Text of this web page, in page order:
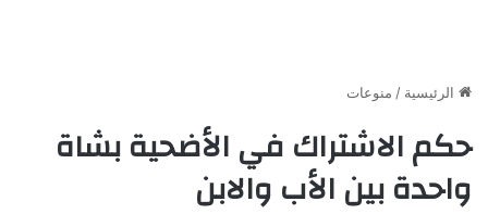
الرئيسية / منوعات
حكم الاشتراك في الأضحية بشاة
واحدة بين الأب والابن